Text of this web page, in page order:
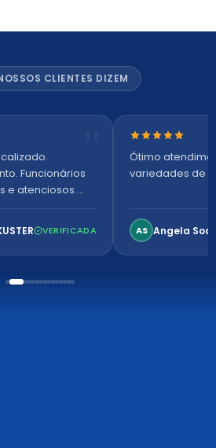
CLIENTES DIZEM
Funcionários
e atenciosos.
VERIFICADA
Nota 5 de 5
Ótimo
variedades de
AS Angela